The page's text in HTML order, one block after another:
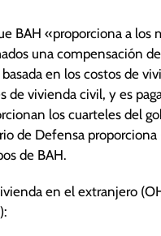
BAH «proporciona a los
una compensación
en los costos de
de vivienda civil, y es
los cuarteles del
de Defensa proporciona
de BAH.
en el extranjero